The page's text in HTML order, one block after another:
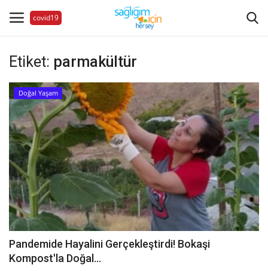
covid19
Hastalıklar
Aile Sağlığı
Bize Ulaşın
Videolar
Sağlık Haberleri
Sağlıklı Yaşam
Estetik Güzellik
Etiket: parmakültür
Doğal Yaşam
Pandemide Hayalini Gerçekleştirdi! Bokaşi
Kompost'la Doğal...